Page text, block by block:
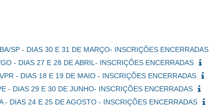
SP - DIAS 30 E 31 DE MARÇO- INSCRIÇÕES ENCERRADAS
- DIAS 27 E 28 DE ABRIL- INSCRIÇÕES ENCERRADAS
- DIAS 18 E 19 DE MAIO - INSCRIÇÕES ENCERRADAS
- DIAS 29 E 30 DE JUNHO- INSCRIÇÕES ENCERRADAS
DIAS 24 E 25 DE AGOSTO - INSCRIÇÕES ENCERRADAS